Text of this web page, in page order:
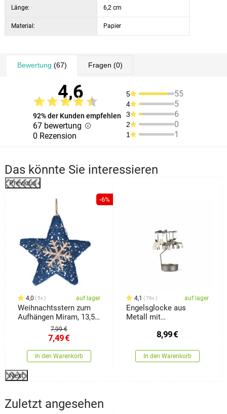
Länge: 6,2 cm
Material: Papier
Bewertung (67) Fragen (0)
4,6
92% der Kunden empfehlen
67 bewertung
0 Rezension
5 55
4 5
3 6
2 0
1 1
Das könnte Sie interessieren
Previous
-6%
4,0 5x auf lager
Weihnachtsstern zum
Aufhängen Miram, 13,5 x
7,99 €
7,49€
In den Warenkorb
4,1 76x auf lager
Engelsglocke aus
Metall mit
8,99€
In den Warenkorb
Next
Zuletzt angesehen